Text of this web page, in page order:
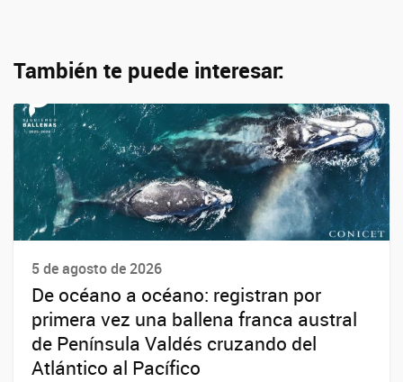
También te puede interesar:
5 de agosto de 2026
De océano a océano: registran por
primera vez una ballena franca austral
de Península Valdés cruzando del
Atlántico al Pacífico